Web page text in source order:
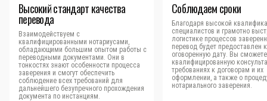
Высокий стандарт качества
перевода
Взаимодействуем с
квалифицированными нотариусами,
обладающими большим опытом работы с
переводными документами. Они в
тонкостях знают особенности процесса
заверения и смогут обеспечить
соблюдение всех требований для
дальнейшего безупречного прохождения
документа по инстанциям.
Соблюдаем сроки
Благодаря высокой
специалистов и грамотно
логистике процессов
перевод будет предоставлен
оговоренную дату. Вы
квалифицированную
требованиях к договорам и их
оформлении, а также о
нотариального заверения.